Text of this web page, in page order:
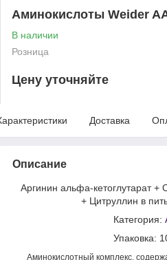
Аминокислоты Weider
В наличии
Розница
Цену уточняйте
Доставка
Описание
Аргинин альфа-кетоглутарат +
+ Цитруллин в
Категория:
Упаковка:
Аминокислотный комплекс,